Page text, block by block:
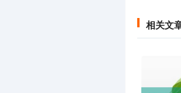
相关文